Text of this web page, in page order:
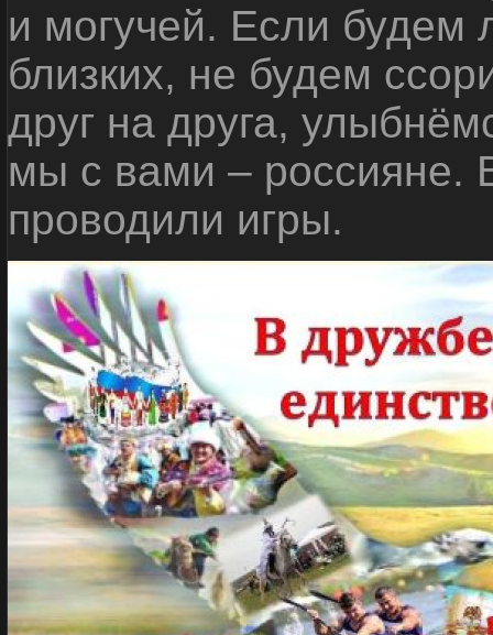
и могучей. Если будем
близких, не будем
друг на друга,
мы с вами – россияне.
проводили игры.